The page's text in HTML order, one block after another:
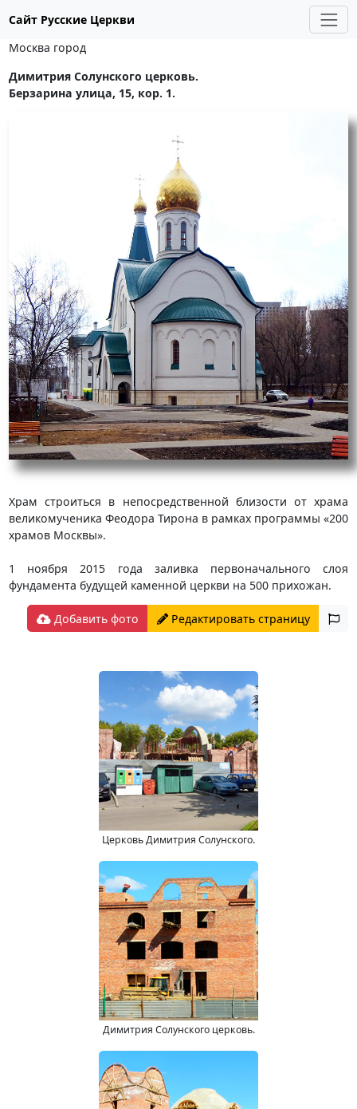
Сайт Русские Церкви
Москва город
Димитрия Солунского церковь.
Берзарина улица, 15, кор. 1.
Храм строиться в непосредственной близости от храма
великомученика Феодора Тирона в рамках программы «200
храмов Москвы».
1 ноября 2015 года заливка первоначального слоя
фундамента будущей каменной церкви на 500 прихожан.
Добавить фото Редактировать страницу
Церковь Димитрия Солунского.
Димитрия Солунского церковь.